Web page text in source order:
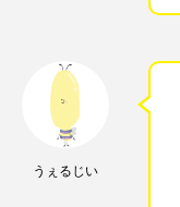
うぇるじい